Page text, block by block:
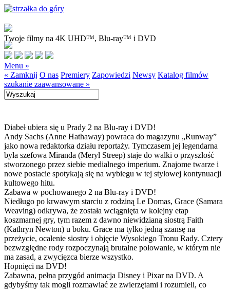
Twoje filmy na 4K UHD™, Blu-ray™ i DVD
Menu »
« Zamknij O nas Premiery Zapowiedzi Newsy Katalog filmów
szukanie zaawansowane »
Diabeł ubiera się u Prady 2 na Blu-ray i DVD!
Andy Sachs (Anne Hathaway) powraca do magazynu „Runway”
jako nowa redaktorka działu reportaży. Tymczasem jej legendarna
była szefowa Miranda (Meryl Streep) staje do walki o przyszłość
stworzonego przez siebie medialnego imperium. Znajome twarze i
nowe postacie spotykają się na wybiegu w tej stylowej kontynuacji
kultowego hitu.
Zabawa w pochowanego 2 na Blu-ray i DVD!
Niedługo po krwawym starciu z rodziną Le Domas, Grace (Samara
Weaving) odkrywa, że została wciągnięta w kolejny etap
koszmarnej gry, tym razem z dawno niewidzianą siostrą Faith
(Kathryn Newton) u boku. Grace ma tylko jedną szansę na
przeżycie, ocalenie siostry i objęcie Wysokiego Tronu Rady. Cztery
bezwzględne rody rozpoczynają brutalne polowanie, w którym nie
ma zasad, a zwycięzca bierze wszystko.
Hopnięci na DVD!
Zabawna, pełna przygód animacja Disney i Pixar na DVD. A
gdybyśmy tak mogli rozmawiać ze zwierzętami i rozumieli, co